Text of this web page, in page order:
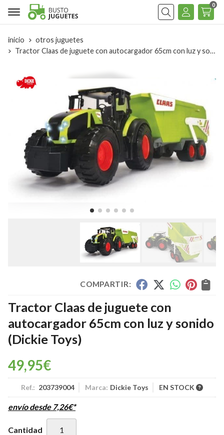
Buscar
0
inicio
otros juguetes
Tractor Claas de juguete con autocargador 65cm con luz y sonido
COMPARTIR:
Tractor Claas de juguete con
autocargador 65cm con luz y sonido
(Dickie Toys)
49,95€
Ref.: 203739004 Marca: Dickie Toys EN STOCK
envío desde 7,26€*
Cantidad